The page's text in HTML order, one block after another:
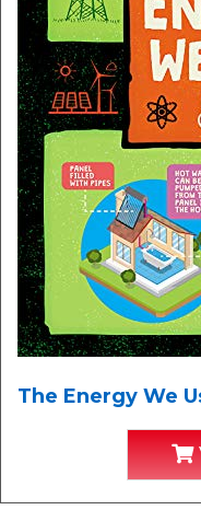
The Energy We